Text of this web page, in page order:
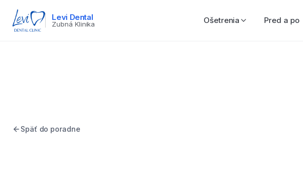
Levi Dental
Zubná Klinika Ošetrenia Pred a po
Späť do poradne